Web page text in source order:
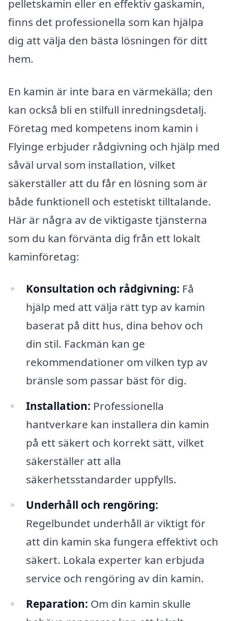
pelletskamin eller en effektiv gaskamin,
finns det professionella som kan hjälpa
dig att välja den bästa lösningen för ditt
hem.
En kamin är inte bara en värmekälla; den
kan också bli en stilfull inredningsdetalj.
Företag med kompetens inom kamin i
Flyinge erbjuder rådgivning och hjälp med
såväl urval som installation, vilket
säkerställer att du får en lösning som är
både funktionell och estetiskt tilltalande.
Här är några av de viktigaste tjänsterna
som du kan förvänta dig från ett lokalt
kaminföretag:
Konsultation och rådgivning: Få
hjälp med att välja rätt typ av kamin
baserat på ditt hus, dina behov och
din stil. Fackmän kan ge
rekommendationer om vilken typ av
bränsle som passar bäst för dig.
Installation: Professionella
hantverkare kan installera din kamin
på ett säkert och korrekt sätt, vilket
säkerställer att alla
säkerhetsstandarder uppfylls.
Underhåll och rengöring:
Regelbundet underhåll är viktigt för
att din kamin ska fungera effektivt och
säkert. Lokala experter kan erbjuda
service och rengöring av din kamin.
Reparation: Om din kamin skulle